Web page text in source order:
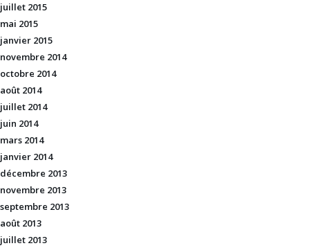
juillet 2015
mai 2015
janvier 2015
novembre 2014
octobre 2014
août 2014
juillet 2014
juin 2014
mars 2014
janvier 2014
décembre 2013
novembre 2013
septembre 2013
août 2013
juillet 2013